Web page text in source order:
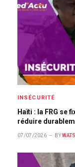
INSÉCURITÉ
Haïti : la FRG se
réduire
07/07/2026 BY